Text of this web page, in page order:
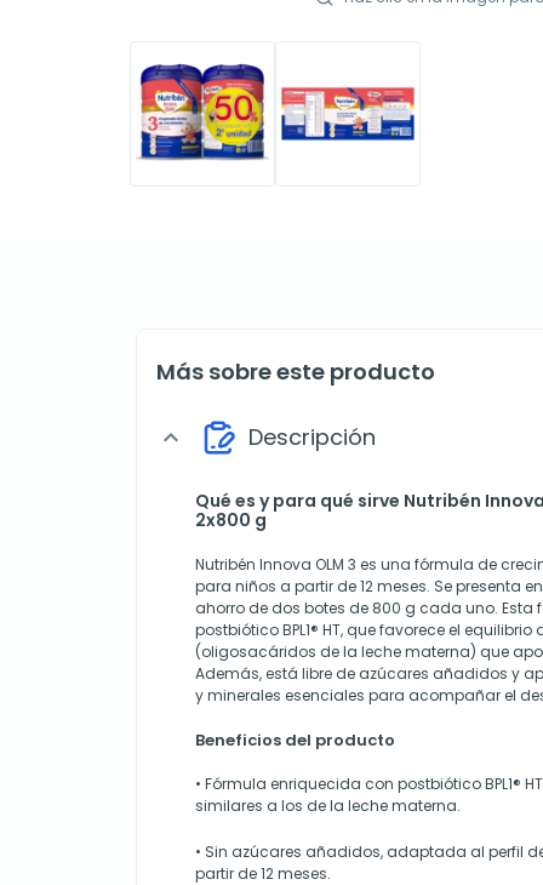
Más sobre este producto
expand_more Descripción
Qué es y para qué sirve Nutribén
2x800 g
Nutribén Innova OLM 3 es una fórmula de
para niños a partir de 12 meses. Se presenta
ahorro de dos botes de 800 g cada uno. Esta
postbiótico BPL1® HT, que favorece el equilibrio
(oligosacáridos de la leche materna) que
Además, está libre de azúcares añadidos y
y minerales esenciales para acompañar el
Beneficios del producto
• Fórmula enriquecida con postbiótico BPL1®
similares a los de la leche materna.
• Sin azúcares añadidos, adaptada al perfil
partir de 12 meses.